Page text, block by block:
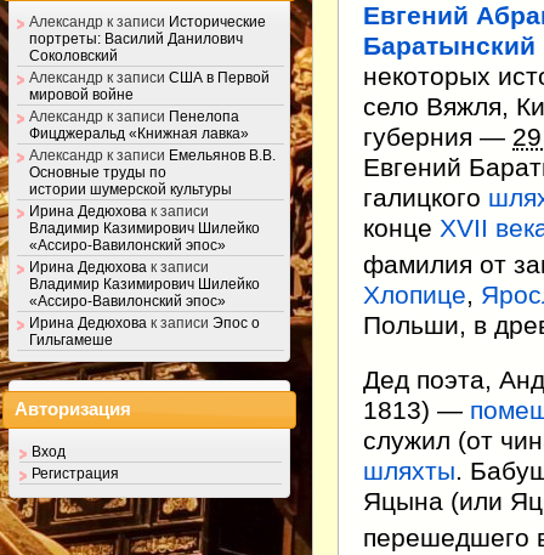
Евгений
Баратынский
некоторых
село Вяжля,
губерния —
Евгений
галицкого
конце XVII
фамилия от
Хлопице,
Польши, в
Дед поэта,
1813) —
служил (от
шляхты.
Яцына (или
перешедшего
Александр к записи Исторические
портреты: Василий Данилович
Соколовский
Александр к записи США в Первой
мировой войне
Александр к записи Пенелопа
Фицджеральд «Книжная лавка»
Александр к записи Емельянов В.В.
Основные труды по
истории шумерской культуры
Ирина Дедюхова к записи
Владимир Казимирович Шилейко
«Ассиро-Вавилонский эпос»
Ирина Дедюхова к записи
Владимир Казимирович Шилейко
«Ассиро-Вавилонский эпос»
Ирина Дедюхова к записи Эпос о
Гильгамеше
Авторизация
Вход
Регистрация